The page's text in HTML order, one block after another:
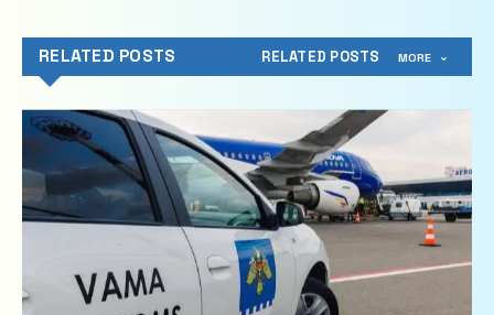
RELATED POSTS RELATED POSTS MORE